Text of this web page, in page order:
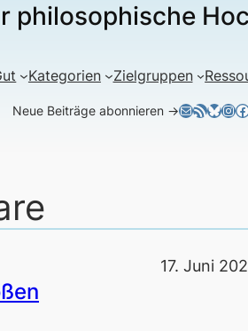
philosophische
Kategorien Zielgruppen
Neue Beiträge abonnieren →E-MailRSS-Feed
17. Juni